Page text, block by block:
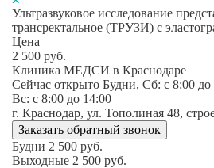
Ультразвуковое исследование
трансректальное (ТРУЗИ) с
Цена
2 500 руб.
Клиника МЕДСИ в Краснодаре
Сейчас открыто Будни, Сб: c 8:00 до
Вс: c 8:00 до 14:00
г. Краснодар, ул. Тополиная 48,
Заказать обратный звонок
Будни 2 500 руб.
Выходные 2 500 руб.